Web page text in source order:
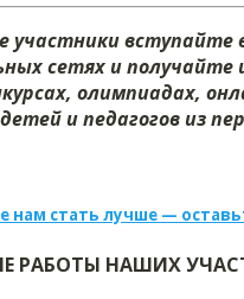
участники вступайте
сетях и
олимпиадах,
и педагогов из
нам стать лучше —
РАБОТЫ НАШИХ